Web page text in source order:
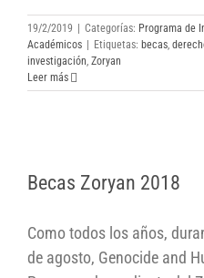
19/2/2019 Categorías: Programa de
Académicos
Etiquetas: becas,
investigación, Zoryan
Leer más
Becas Zoryan
Becas Zoryan 2018
Como todos los años,
de agosto, Genocide and